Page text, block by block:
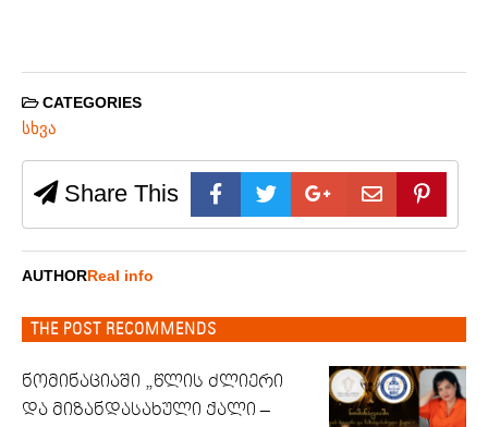
CATEGORIES
სხვა
Share This
AUTHOR Real info
THE POST RECOMMENDS
ნომინაციაში „წლის ძლიერი
და მიზანდასახული ქალი –